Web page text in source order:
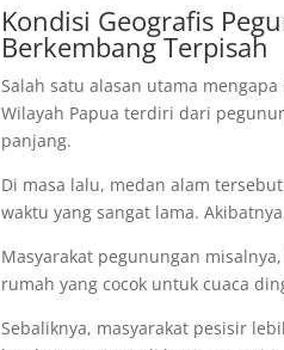
Kondisi Geografis
Berkembang Terpisah
Salah satu alasan utama
Wilayah Papua terdiri dari
panjang.
Di masa lalu, medan alam
waktu yang sangat lama.
Masyarakat pegunungan
rumah yang cocok untuk cuaca
Sebaliknya, masyarakat pesisir